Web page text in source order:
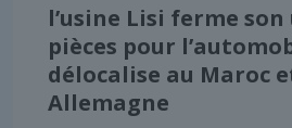
l’usine Lisi ferme son
pièces pour
délocalise au Maroc
Allemagne